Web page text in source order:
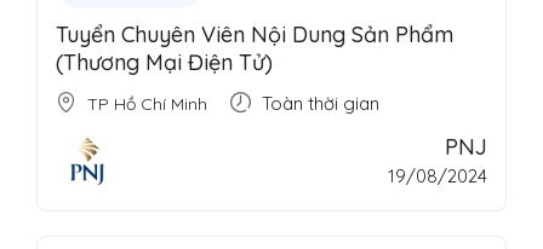
Tuyển Chuyên Viên Nội Dung Sản Phẩm
(Thương Mại Điện Tử)
TP Hồ Chí Minh Toàn thời gian
PNJ
19/08/2024